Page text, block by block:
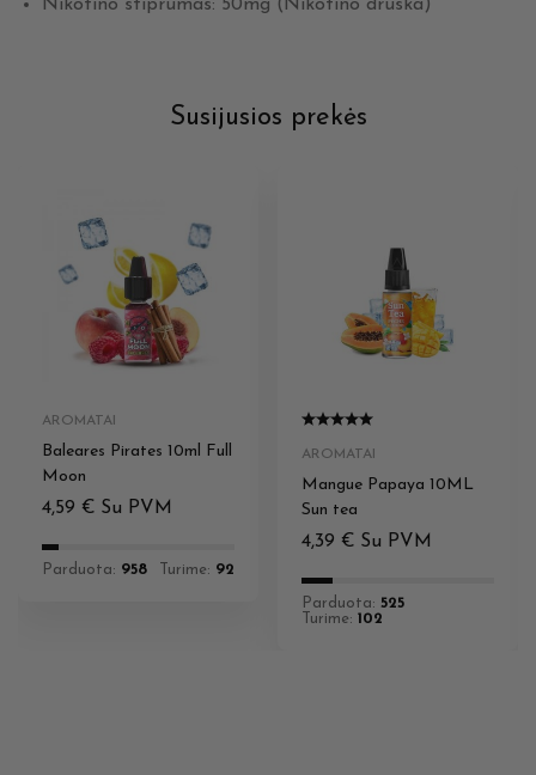
Nikotino stiprumas: 50mg (Nikotino druska)
Susijusios prekės
AROMATAI
Baleares Pirates 10ml Full
Moon
4,59 € Su PVM
Parduota: 958 Turime: 92
AROMATAI
Mangue Papaya 10ML
Sun tea
4,39 € Su PVM
Parduota: 525
Turime: 102